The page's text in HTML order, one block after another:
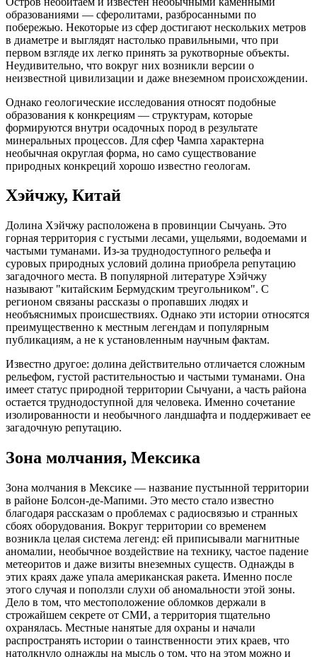
образованиями — сферолитами, разбросанными по
побережью. Некоторые из сфер достигают нескольких метров
в диаметре и выглядят настолько правильными, что при
первом взгляде их легко принять за рукотворные объекты.
Неудивительно, что вокруг них возникли версии о
неизвестной цивилизации и даже внеземном происхождении.
Однако геологические исследования относят подобные
образования к конкрециям — структурам, которые
формируются внутри осадочных пород в результате
минеральных процессов. Для сфер Чампа характерна
необычная округлая форма, но само существование
природных конкреций хорошо известно геологам.
Хэйчжу, Китай
Долина Хэйчжу расположена в провинции Сычуань. Это
горная территория с густыми лесами, ущельями, водоемами и
частыми туманами. Из-за труднодоступного рельефа и
суровых природных условий долина приобрела репутацию
загадочного места. В популярной литературе Хэйчжу
называют "китайским Бермудским треугольником". С
регионом связаны рассказы о пропавших людях и
необъяснимых происшествиях. Однако эти истории относятся
преимущественно к местным легендам и популярным
публикациям, а не к установленным научным фактам.
Известно другое: долина действительно отличается сложным
рельефом, густой растительностью и частыми туманами. Она
имеет статус природной территории Сычуани, а часть района
остается труднодоступной для человека. Именно сочетание
изолированности и необычного ландшафта и поддерживает ее
загадочную репутацию.
Зона молчания, Мексика
Зона молчания в Мексике — название пустынной территории
в районе Болсон-де-Мапими. Это место стало известно
благодаря рассказам о проблемах с радиосвязью и странных
сбоях оборудования. Вокруг территории со временем
возникла целая система легенд: ей приписывали магнитные
аномалии, необычное воздействие на технику, частое падение
метеоритов и даже визиты внеземных существ. Однажды в
этих краях даже упала американская ракета. Именно после
этого случая и поползли слухи об аномальности этой зоны.
Дело в том, что местоположение обломков держали в
строжайшем секрете от СМИ, а территория тщательно
охранялась. Местные нанятые для охраны и начали
распространять истории о таинственности этих краев, что
натолкнуло однажды на мысль о том, что на этом можно и